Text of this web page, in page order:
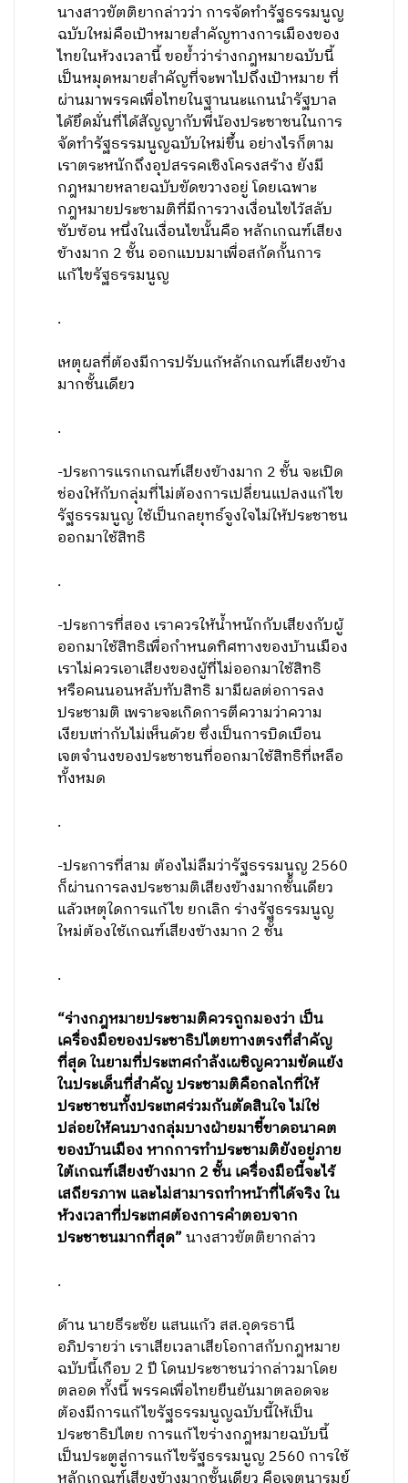
นางสาวขัตติยากล่าวว่า การจัดทำรัฐธรรมนูญ
ฉบับใหม่คือเป้าหมายสำคัญทางการเมืองของ
ไทยในห้วงเวลานี้ ขอย้ำว่าร่างกฎหมายฉบับนี้
เป็นหมุดหมายสำคัญที่จะพาไปถึงเป้าหมาย ที่
ผ่านมาพรรคเพื่อไทยในฐานนะแกนนำรัฐบาล
ได้ยึดมั่นที่ได้สัญญากับพี่น้องประชาชนในการ
จัดทำรัฐธรรมนูญฉบับใหม่ขึ้น อย่างไรก็ตาม
เราตระหนักถึงอุปสรรคเชิงโครงสร้าง ยังมี
กฎหมายหลายฉบับขัดขวางอยู่ โดยเฉพาะ
กฎหมายประชามติที่มีการวางเงื่อนไขไว้สลับ
ซับซ้อน หนึ่งในเงื่อนไขนั้นคือ หลักเกณฑ์เสียง
ข้างมาก 2 ชั้น ออกแบบมาเพื่อสกัดกั้นการ
แก้ไขรัฐธรรมนูญ
.
เหตุผลที่ต้องมีการปรับแก้หลักเกณฑ์เสียงข้าง
มากชั้นเดียว
.
-ประการแรกเกณฑ์เสียงข้างมาก 2 ชั้น จะเปิด
ช่องให้กับกลุ่มที่ไม่ต้องการเปลี่ยนแปลงแก้ไข
รัฐธรรมนูญ ใช้เป็นกลยุทธ์จูงใจไม่ให้ประชาชน
ออกมาใช้สิทธิ
.
-ประการที่สอง เราควรให้น้ำหนักกับเสียงกับผู้
ออกมาใช้สิทธิเพื่อกำหนดทิศทางของบ้านเมือง
เราไม่ควรเอาเสียงของผู้ที่ไม่ออกมาใช้สิทธิ
หรือคนนอนหลับทับสิทธิ มามีผลต่อการลง
ประชามติ เพราะจะเกิดการตีความว่าความ
เงียบเท่ากับไม่เห็นด้วย ซึ่งเป็นการบิดเบือน
เจตจำนงของประชาชนที่ออกมาใช้สิทธิที่เหลือ
ทั้งหมด
.
-ประการที่สาม ต้องไม่ลืมว่ารัฐธรรมนูญ​ 2560
ก็ผ่านการลงประชามติเสียงข้างมากชั้นเดียว
แล้วเหตุใดการแก้ไข ยกเลิก ร่างรัฐธรรมนูญ
ใหม่ต้องใช้เกณฑ์เสียงข้างมาก 2 ชั้น
.
“ร่างกฎหมายประชามติควรถูกมองว่า เป็น
เครื่องมือของประชาธิปไตยทางตรงที่สำคัญ
ที่สุด ในยามที่ประเทศกำลังเผชิญความขัดแย้ง
ในประเด็นที่สำคัญ ประชามติคือกลไกที่ให้
ประชาชนทั้งประเทศร่วมกันตัดสินใจ ไม่ใช่
ปล่อยให้คนบางกลุ่มบางฝ่ายมาชี้ขาดอนาคต
ของบ้านเมือง หากการทำประชามติยังอยู่ภาย
ใต้เกณฑ์เสียงข้างมาก 2 ชั้น เครื่องมือนี้จะไร้
เสถียรภาพ และไม่สามารถทำหน้าที่ได้จริง ใน
ห้วงเวลาที่ประเทศต้องการคำตอบจาก
ประชาชนมากที่สุด”นางสาวขัตติยากล่าว
.
ด้าน นายธีระชัย แสนแก้ว สส.อุดรธานี
อภิปรายว่า เราเสียเวลาเสียโอกาสกับกฎหมาย
ฉบับนี้เกือบ 2 ปี โดนประชาชนว่ากล่าวมาโดย
ตลอด ทั้งนี้ พรรคเพื่อไทยยืนยันมาตลอดจะ
ต้องมีการแก้ไขรัฐธรรมนูญฉบับนี้ให้เป็น
ประชาธิปไตย การแก้ไขร่างกฎหมายฉบับนี้
เป็นประตูสู่การแก้ไขรัฐธรรมนูญ​ 2560 การใช้